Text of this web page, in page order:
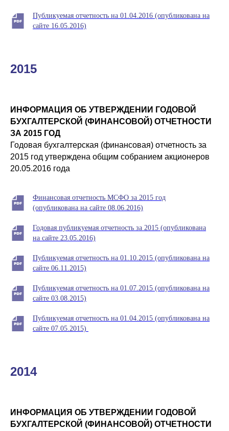
Публикуемая отчетность на 01.04.2016 (опубликована на
сайте 16.05.2016)
2015
ИНФОРМАЦИЯ ОБ УТВЕРЖДЕНИИ ГОДОВОЙ
БУХГАЛТЕРСКОЙ (ФИНАНСОВОЙ) ОТЧЕТНОСТИ
ЗА 2015 ГОД
Годовая бухгалтерская (финансовая) отчетность за
2015 год утверждена общим собранием акционеров
20.05.2016 года
Финансовая отчетность МСФО за 2015 год
(опубликована на сайте 08.06.2016)
Годовая публикуемая отчетность за 2015 (опубликована
на сайте 23.05.2016)
Публикуемая отчетность на 01.10.2015 (опубликована на
сайте 06.11.2015)
Публикуемая отчетность на 01.07.2015 (опубликована на
сайте 03.08.2015)
Публикуемая отчетность на 01.04.2015 (опубликована на
сайте 07.05.2015)
2014
ИНФОРМАЦИЯ ОБ УТВЕРЖДЕНИИ ГОДОВОЙ
БУХГАЛТЕРСКОЙ (ФИНАНСОВОЙ) ОТЧЕТНОСТИ